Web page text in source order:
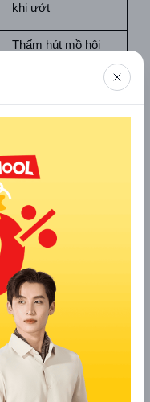
khi ướt
Thấm hút mồ hôi
Dễ nhăn, giá thành
cao
Thấm hút mồ hôi
kém
Giá thành cao